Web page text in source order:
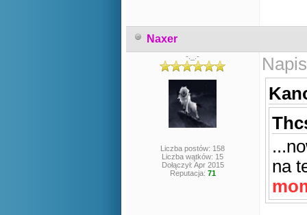
Naxer
-._.-
Liczba postów: 158
Liczba wątków: 15
Dołączył: Apr 2015
Reputacja: 71
na